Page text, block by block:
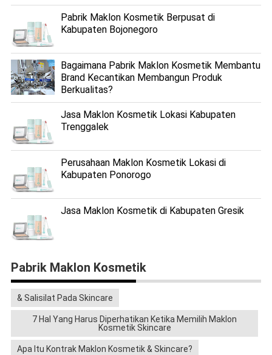
Pabrik Maklon Kosmetik Berpusat di
Kabupaten Bojonegoro
Bagaimana Pabrik Maklon Kosmetik Membantu
Brand Kecantikan Membangun Produk
Berkualitas?
Jasa Maklon Kosmetik Lokasi Kabupaten
Trenggalek
Perusahaan Maklon Kosmetik Lokasi di
Kabupaten Ponorogo
Jasa Maklon Kosmetik di Kabupaten Gresik
Pabrik Maklon Kosmetik
& Salisilat Pada Skincare
7 Hal Yang Harus Diperhatikan Ketika Memilih Maklon
Kosmetik Skincare
Apa Itu Kontrak Maklon Kosmetik & Skincare?